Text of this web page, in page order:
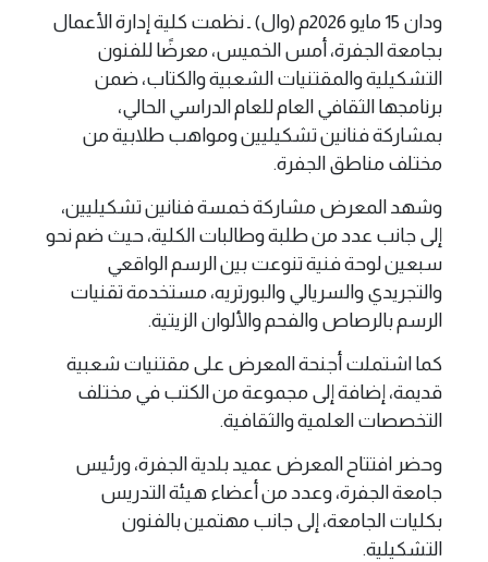
ودان 15 مايو 2026م (وال) ـ نظمت كلية إدارة الأعمال
بجامعة الجفرة، أمس الخميس، معرضًا للفنون
التشكيلية والمقتنيات الشعبية والكتاب، ضمن
برنامجها الثقافي العام للعام الدراسي الحالي،
بمشاركة فنانين تشكيليين ومواهب طلابية من
مختلف مناطق الجفرة.
وشهد المعرض مشاركة خمسة فنانين تشكيليين،
إلى جانب عدد من طلبة وطالبات الكلية، حيث ضم نحو
سبعين لوحة فنية تنوعت بين الرسم الواقعي
والتجريدي والسريالي والبورتريه، مستخدمة تقنيات
الرسم بالرصاص والفحم والألوان الزيتية.
كما اشتملت أجنحة المعرض على مقتنيات شعبية
قديمة، إضافة إلى مجموعة من الكتب في مختلف
التخصصات العلمية والثقافية.
وحضر افتتاح المعرض عميد بلدية الجفرة، ورئيس
جامعة الجفرة، وعدد من أعضاء هيئة التدريس
بكليات الجامعة، إلى جانب مهتمين بالفنون
التشكيلية.